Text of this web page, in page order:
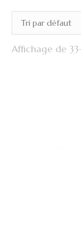
Affichage de